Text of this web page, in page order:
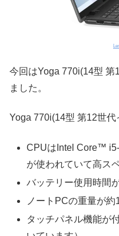
今回はYoga 770i(14型 第
ました。
Yoga 770i(14型 第12世代
CPUはIntel Core™
が使われていて高ス
バッテリー使用時間
ノートPCの重量が
タッチパネル機能が